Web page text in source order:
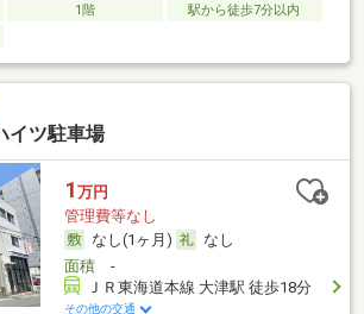
1階
駅から徒歩7分以内
イツ駐車場
1 万円
管理費等なし
なし(1ヶ月)
なし
面積-
ＪＲ東海道本線 大津駅 徒歩18分
その他の交通